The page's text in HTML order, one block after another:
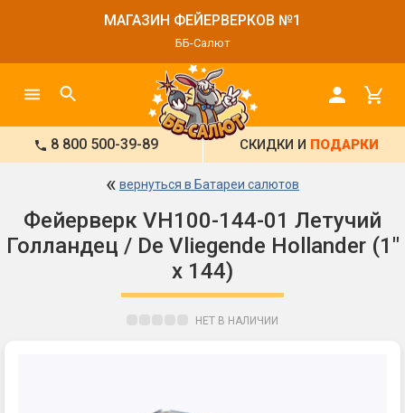
МАГАЗИН ФЕЙЕРВЕРКОВ №1
ББ-Салют
8 800 500-39-89 СКИДКИ И ПОДАРКИ
« вернуться в Батареи салютов
Фейерверк VH100-144-01 Летучий
Голландец / De Vliegende Hollander (1"
х 144)
НЕТ В НАЛИЧИИ